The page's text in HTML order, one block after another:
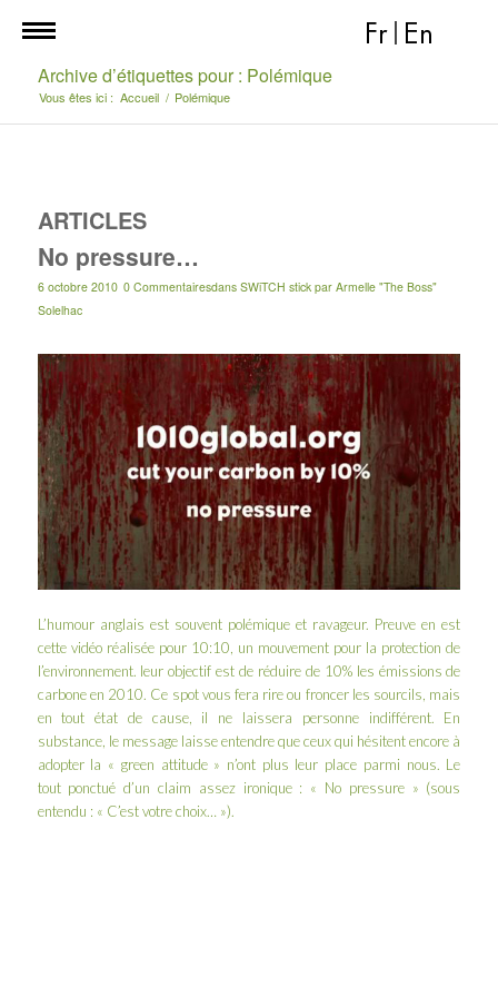
Fr En
Archive d’étiquettes pour : Polémique
Vous êtes ici : Accueil / Polémique
ARTICLES
No pressure…
6 octobre 2010 0 Commentairesdans SWiTCH stick par Armelle "The Boss"
Solelhac
L’humour anglais est souvent polémique et ravageur. Preuve en est
cette vidéo réalisée pour 10:10 , un mouvement pour la protection de
l’environnement. leur objectif est de réduire de 10% les émissions de
carbone en 2010. Ce spot vous fera rire ou froncer les sourcils, mais
en tout état de cause, il ne laissera personne indifférent. En
substance, le message laisse entendre que ceux qui hésitent encore à
adopter la « green attitude » n’ont plus leur place parmi nous. Le
tout ponctué d’un claim assez ironique : « No pressure » (sous
entendu : « C’est votre choix… »).